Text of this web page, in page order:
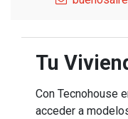
Tu
Con Tecnohouse
acceder a